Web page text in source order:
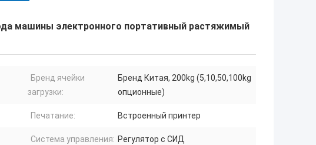
машины электронного портативный растяжимый
Бренд ячейки
загрузки:
Бренд Китая, 200kg (5,10,50,100kg
опционные)
Печатание: Встроенный принтер
Система управления: Регулятор с СИД